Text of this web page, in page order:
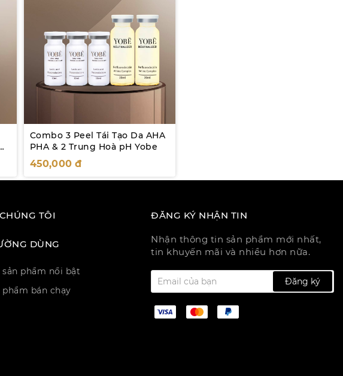
Combo 3 Peel Tái Tạo Da AHA
PHA & 2 Trung Hoà pH Yobe
450,000đ
TÔI
DÙNG
sản phẩm nổi bật
phẩm bán chạy
ĐĂNG KÝ NHẬN TIN
Nhận thông tin sản phẩm mới nhất,
tin khuyến mãi và nhiều hơn nữa.
Đăng ký